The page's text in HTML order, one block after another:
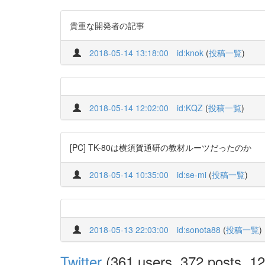
貴重な開発者の記事
2018-05-14 13:18:00 id:knok (投稿一覧)
2018-05-14 12:02:00 id:KQZ (投稿一覧)
[PC] TK-80は横須賀通研の教材ルーツだったのか
2018-05-14 10:35:00 id:se-mi (投稿一覧)
2018-05-13 22:03:00 id:sonota88 (投稿一覧)